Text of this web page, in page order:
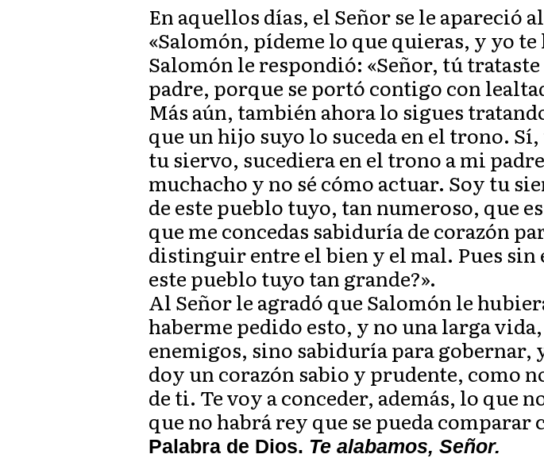
En aquellos días, el Señor se le apareció
«Salomón, pídeme lo que quieras, y yo te
Salomón le respondió: «Señor, tú
padre, porque se portó contigo con
Más aún, también ahora lo sigues
que un hijo suyo lo suceda en el trono.
tu siervo, sucediera en el trono a mi
muchacho y no sé cómo actuar. Soy tu
de este pueblo tuyo, tan numeroso, que
que me concedas sabiduría de corazón
distinguir entre el bien y el mal. Pues sin
este pueblo tuyo tan grande?».
Al Señor le agradó que Salomón le
haberme pedido esto, y no una larga
enemigos, sino sabiduría para gobernar,
doy un corazón sabio y prudente, como
de ti. Te voy a conceder, además, lo que
que no habrá rey que se pueda comparar
Palabra de Dios. Te alabamos, Señor.